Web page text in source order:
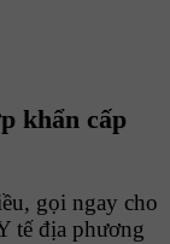
khẩn cấp
gọi ngay cho
tế địa phương